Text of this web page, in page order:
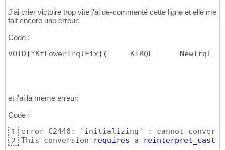
J'ai crier victoire trop vite j'ai de-commenté cette ligne et elle me
fait encore une erreur:
Code :
VOID (*KfLowerIrqlFix) (
KIRQL
et j'ai la meme erreur:
Code :
1
2
error C2440: ' initializing '
: cannot convert
This conversion
requires a reinterpret_cast